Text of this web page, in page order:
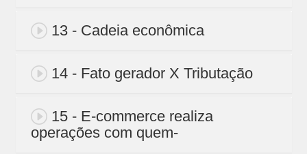
13 - Cadeia econômica
14 - Fato gerador X Tributação
15 - E-commerce realiza
operações com quem-